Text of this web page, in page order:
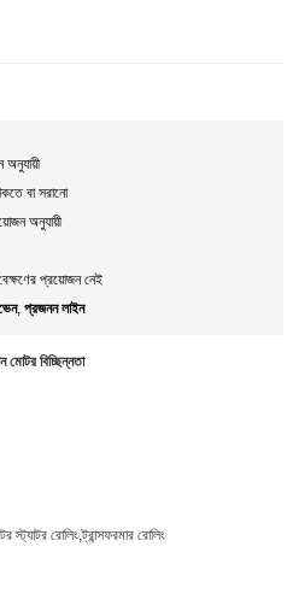
অনুযায়ী
বা সরানো
অনুযায়ী
প্রয়োজন নেই
, প্রজনন লাইন
মোটর বিচ্ছিন্নতা
স্ট্যাটর রোলিং,ট্রান্সফরমার রোলিং